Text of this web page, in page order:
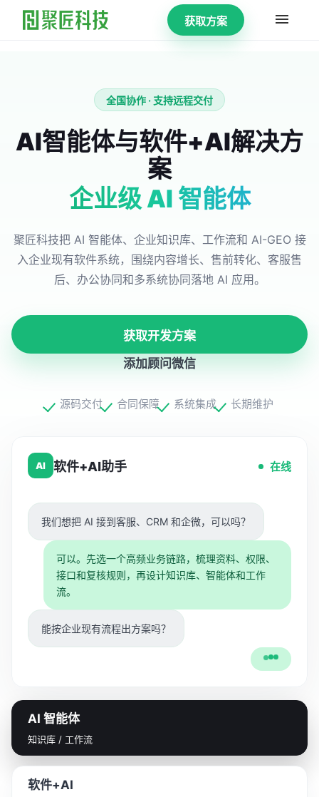
获取方案
全国协作 · 支持远程交付
AI智能体与软件+AI解决方
案
聚匠科技把 AI 智能体、企业知识库、工作流和 AI-GEO 接
入企业现有软件系统，围绕内容增长、售前转化、客服售
后、办公协同和多系统协同落地 AI 应用。
获取开发方案
添加顾问微信
源码交付 合同保障 系统集成 长期维护
AI 软件+AI助手 在线
我们想把 AI 接到客服、CRM 和企微，可以吗？
可以。先选一个高频业务链路，梳理资料、权限、
接口和复核规则，再设计知识库、智能体和工作
流。
能按企业现有流程出方案吗？
AI 智能体
知识库 / 工作流
软件+AI